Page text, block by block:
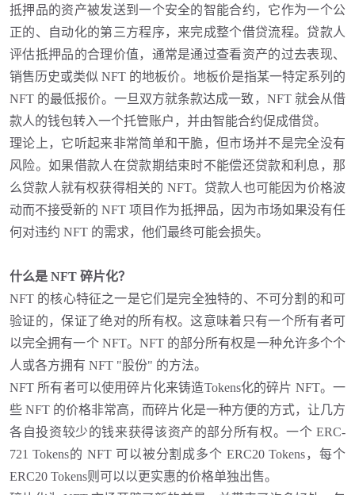
抵押品的资产被发送到一个安全的智能合约，它作为一个公
正的、自动化的第三方程序，来完成整个借贷流程。贷款人
评估抵押品的合理价值，通常是通过查看资产的过去表现、
销售历史或类似 NFT 的地板价。地板价是指某一特定系列的
NFT 的最低报价。一旦双方就条款达成一致，NFT 就会从借
款人的钱包转入一个托管账户，并由智能合约促成借贷。
理论上，它听起来非常简单和干脆，但市场并不是完全没有
风险。如果借款人在贷款期结束时不能偿还贷款和利息，那
么贷款人就有权获得相关的 NFT。贷款人也可能因为价格波
动而不接受新的 NFT 项目作为抵押品，因为市场如果没有任
何对违约 NFT 的需求，他们最终可能会损失。
什么是 NFT 碎片化？
NFT 的核心特征之一是它们是完全独特的、不可分割的和可
验证的，保证了绝对的所有权。这意味着只有一个所有者可
以完全拥有一个 NFT。NFT 的部分所有权是一种允许多个个
人或各方拥有 NFT "股份" 的方法。
NFT 所有者可以使用碎片化来铸造Tokens化的碎片 NFT。一
些 NFT 的价格非常高，而碎片化是一种方便的方式，让几方
各自投资较少的钱来获得该资产的部分所有权。一个 ERC-
721 Tokens的 NFT 可以被分割成多个 ERC20 Tokens，每个
ERC20 Tokens则可以以更实惠的价格单独出售。